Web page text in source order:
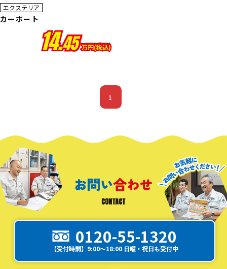
エクステリア
カーポート
14.45 万円(税込)
1
0120-55-1320
【受付時間】9:00～18:00 日曜・祝日も受付中